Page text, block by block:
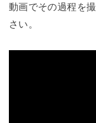
動画でその過程を
さい。